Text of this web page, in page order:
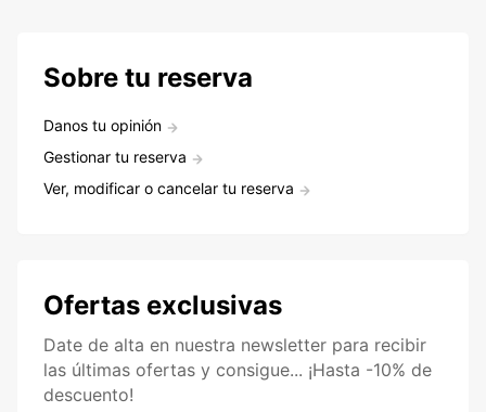
Sobre tu reserva
Danos tu opinión
Gestionar tu reserva
Ver, modificar o cancelar tu reserva
Ofertas exclusivas
Date de alta en nuestra newsletter para recibir
las últimas ofertas y consigue... ¡Hasta -10% de
descuento!